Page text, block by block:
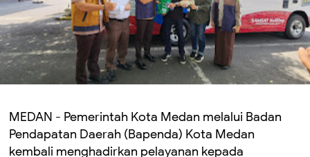
MEDAN - Pemerintah Kota Medan melalui Badan
Pendapatan Daerah (Bapenda) Kota Medan
kembali menghadirkan pelayanan kepada